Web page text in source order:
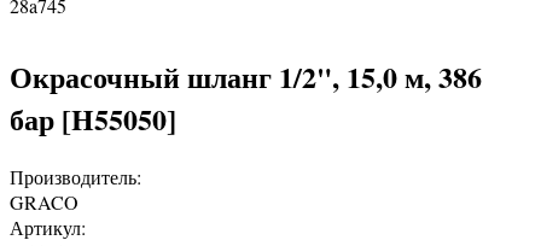
28a745
Окрасочный шланг 1/2", 15,0 м, 386
бар [H55050]
Производитель:
GRACO
Артикул: